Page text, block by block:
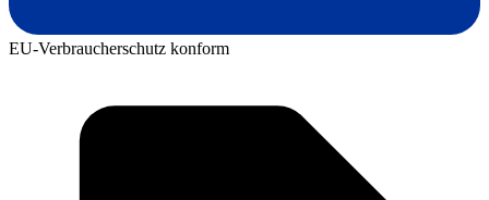
EU-Verbraucherschutz konform